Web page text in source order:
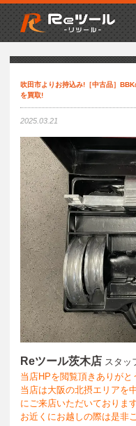
吹田市よりお持込み!［中古品］
を買取!
2025.03.21
Reツール茨木店 スタッ
当店HPを閲覧頂きありがと
当店は大阪の北摂エリアを
にご来店いただいております
お近くにお越しの際は是非